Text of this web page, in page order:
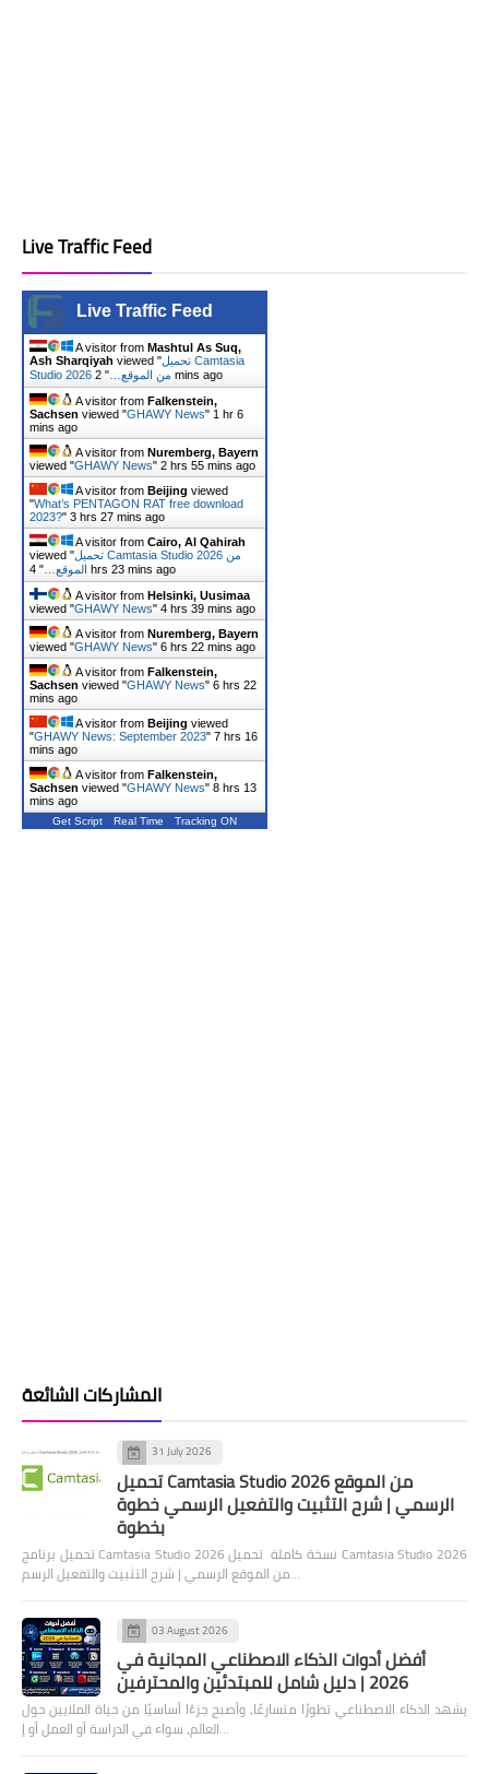
Live Traffic Feed
Live Traffic Feed
A visitor from Mashtul As Suq,
Ash Sharqiyah viewed "تحميل Camtasia
Studio 2026 من الموقع… "
2 mins ago
A visitor from Falkenstein,
Sachsen viewed "GHAWY News" 1 hr 6
mins ago
A visitor from Nuremberg, Bayern
viewed "GHAWY News" 2 hrs 55 mins ago
A visitor from Beijing viewed
"What’s PENTAGON RAT free download
2023?" 3 hrs 27 mins ago
A visitor from Cairo, Al Qahirah
viewed "تحميل Camtasia Studio 2026 من
الموقع… "
4 hrs 23 mins ago
A visitor from Helsinki, Uusimaa
viewed "GHAWY News" 4 hrs 39 mins ago
A visitor from Nuremberg, Bayern
viewed "GHAWY News" 6 hrs 22 mins ago
A visitor from Falkenstein,
Sachsen viewed "GHAWY News" 6 hrs 22
mins ago
A visitor from Beijing viewed
"GHAWY News: September 2023" 7 hrs 16
mins ago
A visitor from Falkenstein,
Sachsen viewed "GHAWY News" 8 hrs 13
mins ago
Get Script Real Time Tracking ON
المشاركات الشائعة
31 July 2026
تحميل Camtasia Studio 2026 من الموقع
الرسمي | شرح التثبيت والتفعيل الرسمي خطوة
بخطوة
تحميل برنامج Camtasia Studio 2026 نسخة كاملة تحميل Camtasia Studio 2026
من الموقع الرسمي | شرح التثبيت والتفعيل الرسم…
03 August 2026
أفضل أدوات الذكاء الاصطناعي المجانية في
2026 | دليل شامل للمبتدئين والمحترفين
يشهد الذكاء الاصطناعي تطورًا متسارعًا، وأصبح جزءًا أساسيًا من حياة الملايين حول
العالم، سواء في الدراسة أو العمل أو إ…